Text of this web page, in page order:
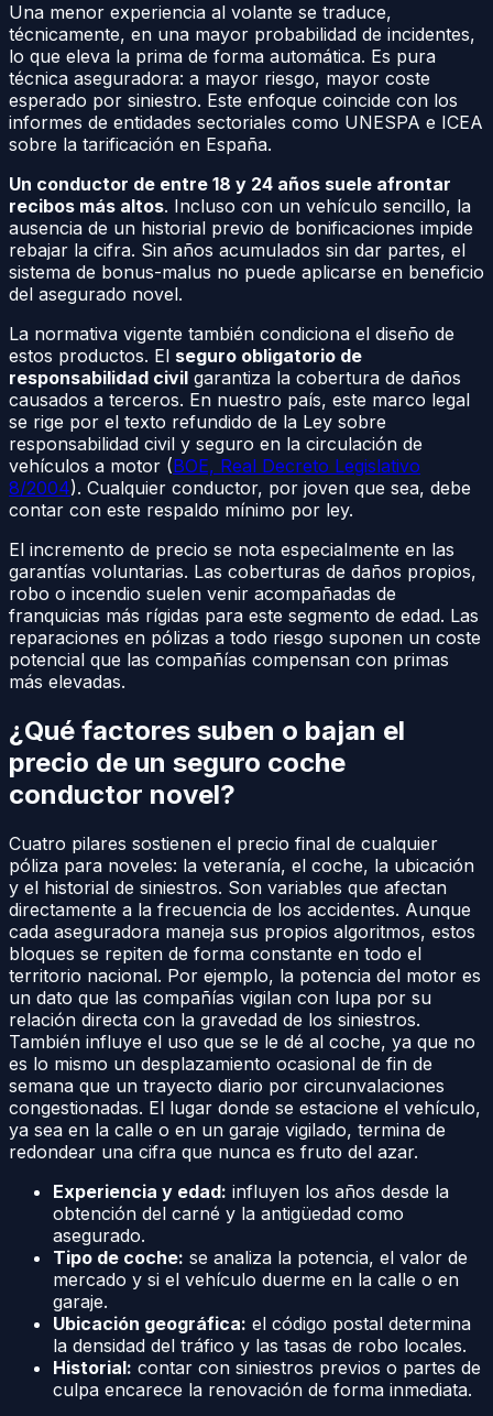
Una menor experiencia al volante se traduce,
técnicamente, en una mayor probabilidad de incidentes,
lo que eleva la prima de forma automática. Es pura
técnica aseguradora: a mayor riesgo, mayor coste
esperado por siniestro. Este enfoque coincide con los
informes de entidades sectoriales como UNESPA e ICEA
sobre la tarificación en España.
Un conductor de entre 18 y 24 años suele afrontar
recibos más altos. Incluso con un vehículo sencillo, la
ausencia de un historial previo de bonificaciones impide
rebajar la cifra. Sin años acumulados sin dar partes, el
sistema de bonus-malus no puede aplicarse en beneficio
del asegurado novel.
La normativa vigente también condiciona el diseño de
estos productos. El seguro obligatorio de
responsabilidad civil garantiza la cobertura de daños
causados a terceros. En nuestro país, este marco legal
se rige por el texto refundido de la Ley sobre
responsabilidad civil y seguro en la circulación de
vehículos a motor (BOE, Real Decreto Legislativo
8/2004). Cualquier conductor, por joven que sea, debe
contar con este respaldo mínimo por ley.
El incremento de precio se nota especialmente en las
garantías voluntarias. Las coberturas de daños propios,
robo o incendio suelen venir acompañadas de
franquicias más rígidas para este segmento de edad. Las
reparaciones en pólizas a todo riesgo suponen un coste
potencial que las compañías compensan con primas
más elevadas.
¿Qué factores suben o bajan el
precio de un seguro coche
conductor novel?
Cuatro pilares sostienen el precio final de cualquier
póliza para noveles: la veteranía, el coche, la ubicación
y el historial de siniestros. Son variables que afectan
directamente a la frecuencia de los accidentes. Aunque
cada aseguradora maneja sus propios algoritmos, estos
bloques se repiten de forma constante en todo el
territorio nacional. Por ejemplo, la potencia del motor es
un dato que las compañías vigilan con lupa por su
relación directa con la gravedad de los siniestros.
También influye el uso que se le dé al coche, ya que no
es lo mismo un desplazamiento ocasional de fin de
semana que un trayecto diario por circunvalaciones
congestionadas. El lugar donde se estacione el vehículo,
ya sea en la calle o en un garaje vigilado, termina de
redondear una cifra que nunca es fruto del azar.
Experiencia y edad: influyen los años desde la
obtención del carné y la antigüedad como
asegurado.
Tipo de coche: se analiza la potencia, el valor de
mercado y si el vehículo duerme en la calle o en
garaje.
Ubicación geográfica: el código postal determina
la densidad del tráfico y las tasas de robo locales.
Historial: contar con siniestros previos o partes de
culpa encarece la renovación de forma inmediata.